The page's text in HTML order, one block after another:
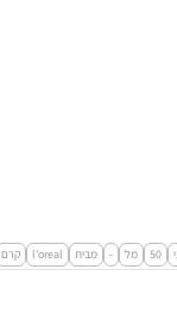
50 מל - מבית l'oreal קרם